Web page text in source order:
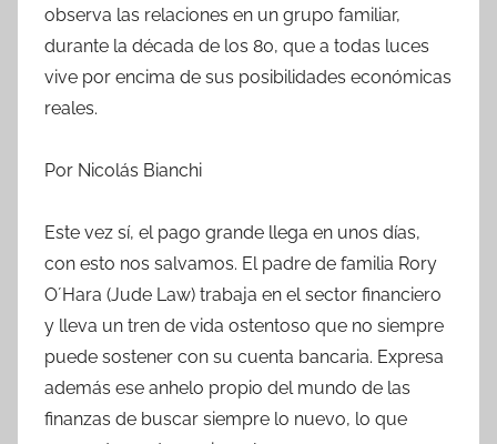
observa las relaciones en un grupo familiar,
durante la década de los 80, que a todas luces
vive por encima de sus posibilidades económicas
reales.
Por Nicolás Bianchi
Este vez sí, el pago grande llega en unos días,
con esto nos salvamos. El padre de familia Rory
O´Hara (Jude Law) trabaja en el sector financiero
y lleva un tren de vida ostentoso que no siempre
puede sostener con su cuenta bancaria. Expresa
además ese anhelo propio del mundo de las
finanzas de buscar siempre lo nuevo, lo que